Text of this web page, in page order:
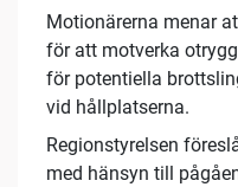
Motionärerna menar
för att motverka
för potentiella
vid hållplatserna.
Regionstyrelsen
med hänsyn till